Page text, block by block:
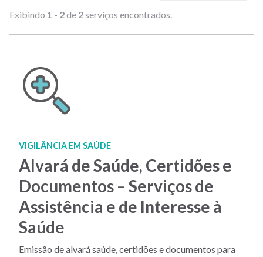
Exibindo 1 - 2de 2serviços encontrados.
VIGILÂNCIA EM SAÚDE
Alvará de Saúde, Certidões e
Documentos – Serviços de
Assistência e de Interesse à
Saúde
Emissão de alvará saúde, certidões e documentos para